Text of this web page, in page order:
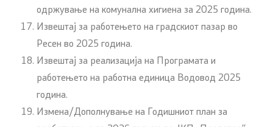
одржувaње на комунална хигиена за 2025 година.
Извештај за работењето на градскиот пазар во
Ресен во 2025 година.
Извештај за реализација на Програмата и
работењето на работна единица Водовод 2025
година.
Измена/Дополнување на Годишниот план за